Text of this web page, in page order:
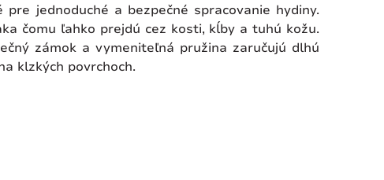
jednoduché a bezpečné spracovanie hydiny.
čomu ľahko prejdú cez kosti, kĺby a tuhú kožu.
zámok a vymeniteľná pružina zaručujú dlhú
klzkých povrchoch.